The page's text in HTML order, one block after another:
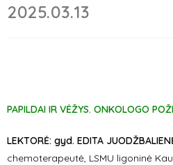
2025.03.13
PAPILDAI IR VĖŽYS. ONKOLOGO
LEKTORĖ: gyd. EDITA
chemoterapeutė, LSMU ligoninė